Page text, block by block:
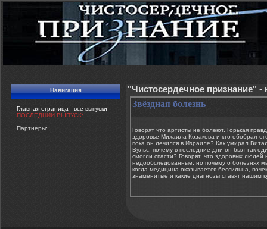
Навигация
Главная страница - все выпуски
ПОСЛЕДНИЙ ВЫПУСК:
Партнеры:
"Чистосердечное признание"
Звёздная болезнь
Говорят что артисты не болеют. Горькая
здоровье Михаила Козакова и кто обобрал
пока он лечился в Израиле? Как умирал
Вульс, почему в последние дни он был так
смогли спасти? Говорят, что здоровых людей
недообследованные, но почему о болезнях
когда медицина оказывается бессильна,
знаменитые и какие диагнозы ставят нашим